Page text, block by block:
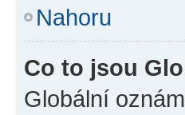
Nahoru
Co to jsou
Globální